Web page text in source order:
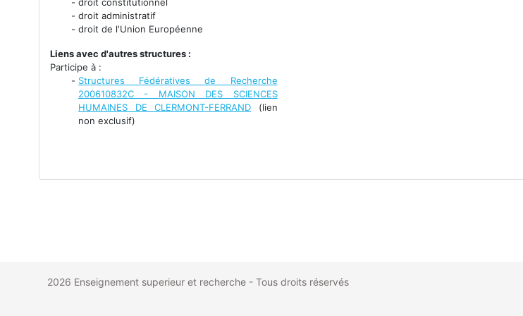
droit administratif
droit de l'Union Européenne
Liens avec d'autres structures :
Participe à :
Structures Fédératives de Recherche
200610832C - MAISON DES SCIENCES
HUMAINES DE CLERMONT-FERRAND (lien
non exclusif)
2026 Enseignement superieur et recherche - Tous droits réservés